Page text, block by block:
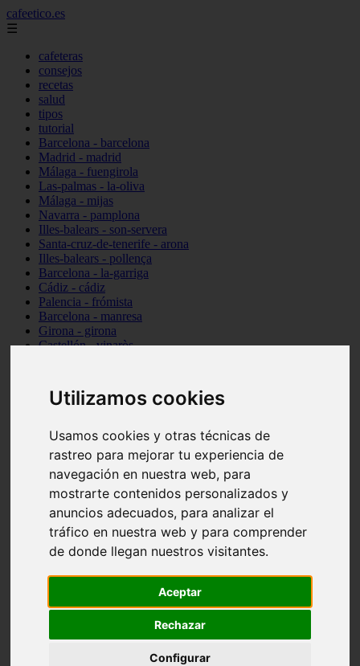
Utilizamos cookies
Usamos cookies y otras técnicas de
rastreo para mejorar tu experiencia de
navegación en nuestra web, para
mostrarte contenidos personalizados y
anuncios adecuados, para analizar el
tráfico en nuestra web y para comprender
de donde llegan nuestros visitantes.
Aceptar
Rechazar
Configurar
cafeetico.es
☰
cafeteras
consejos
recetas
salud
tipos
tutorial
Barcelona - barcelona
Madrid - madrid
Málaga - fuengirola
Las-palmas - la-oliva
Málaga - mijas
Navarra - pamplona
Illes-balears - son-servera
Santa-cruz-de-tenerife - arona
Illes-balears - pollença
Barcelona - la-garriga
Cádiz - cádiz
Palencia - frómista
Barcelona - manresa
Girona - girona
Castellón - vinaròs
Málaga - nerja
Girona - blanes
Málaga - marbella
Asturias - gijón
Girona - figueres
Alicante - santa-pola
Almería - roquetas-de-mar
Girona - tossa-de-mar
Barcelona - sant-cugat-del-vallès
Alicante - l39alfàs-del-pi
Barcelona - vilanova-i-la-geltrú
Castellón - peñíscola
Illes-balears - sant-josep-de-sa-talaia